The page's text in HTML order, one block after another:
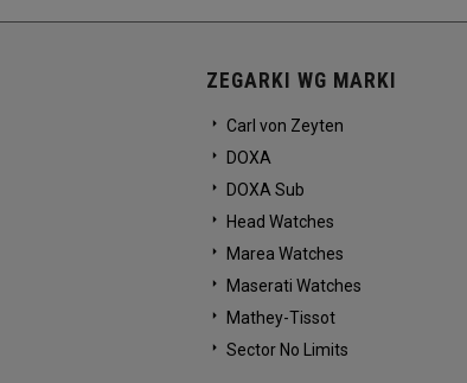
ZEGARKI WG MARKI
Carl von Zeyten
DOXA
DOXA Sub
Head Watches
Marea Watches
Maserati Watches
Mathey-Tissot
Sector No Limits